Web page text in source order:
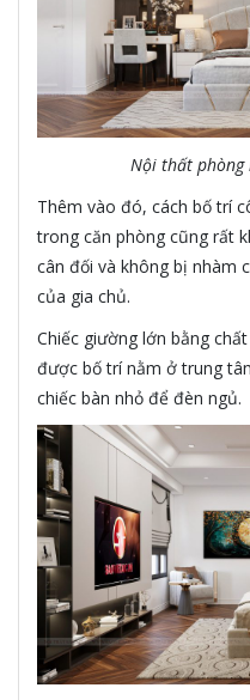
Nội thất phòng
Thêm vào đó, cách bố trí
trong căn phòng cũng rất
cân đối và không bị nhàm
của gia chủ.
Chiếc giường lớn bằng
được bố trí nằm ở trung
chiếc bàn nhỏ để đèn ngủ.